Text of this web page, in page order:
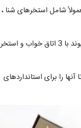
شامل استخرهای شنا ،
اقامتگاه ویلایی برای فروش در دیدیم کمتر رایج است ، اگرچه ویلا در مجتمع را می توان با قیمت حدود 55000 پوند با 3 اتاق خواب و استخر
را برای استانداردهای